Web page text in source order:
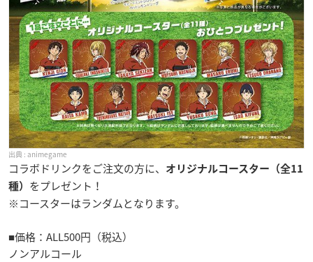
animegame
コラボドリンクをご注文の方に、
オリジナルコースター（全11
種） をプレゼント！
※コースターはランダムとなります。
■価格：ALL500円（税込）
ノンアルコール